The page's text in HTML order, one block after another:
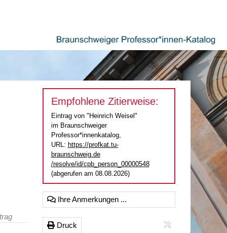
Empfohlene Zitierweise:
Eintrag von "Heinrich Weisel"
im Braunschweiger
Professor*innenkatalog,
URL: https://profkat.tu-
braunschweig.de
/resolve/id/cpb_person_00000548
(abgerufen am 08.08.2026)
Ihre Anmerkungen ...
Druck